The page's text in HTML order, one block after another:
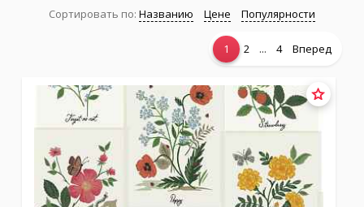
Каталог
Личный кабинет
Москва (сменить город)
Сортировать по: Названию Цене Популярности
1 2 ... 4 Вперед